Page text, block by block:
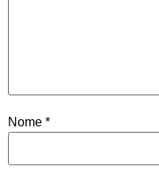
Nome *